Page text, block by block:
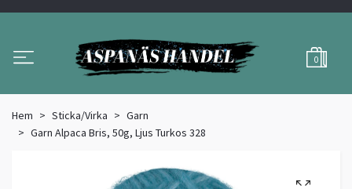
0
Hem Sticka/Virka
Garn
Garn Alpaca Bris, 50g, Ljus Turkos 328